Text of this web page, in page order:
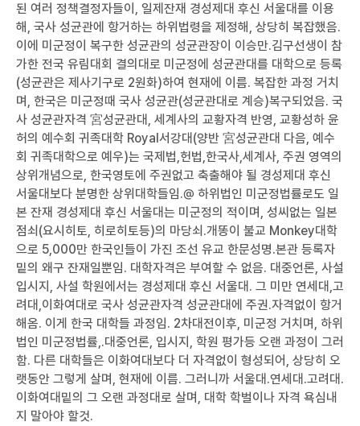
된 여러 정책결정자들이, 일제잔재 경성제대 후신 서울대를 이용
해, 국사 성균관에 항거하는 하위법령을 제정해, 상당히 복잡했음.
이에 미군정이 복구한 성균관의 성균관장이 이승만.김구선생이 참
가한 전국 유림대회 결의대로 미군정에 성균관대를 대학으로 등록
(성균관은 제사기구로 2원화)하여 현재에 이름. 복잡한 과정 거치
며, 한국은 미군정때 국사 성균관(성균관대로 계승)복구되었음. 국
사 성균관자격 宮성균관대, 세계사의 교황자격 반영, 교황성하 윤
허의 예수회 귀족대학 Royal서강대(양반 宮성균관대 다음, 예수
회 귀족대학으로 예우)는 국제법,헌법,한국사,세계사, 주권 영역의
상위개념으로, 한국영토에 주권없고 축출해야 될 경성제대 후신
서울대보다 분명한 상위대학들임.@ 하위법인 미군정법률로도 일
본 잔재 경성제대 후신 서울대는 미군정의 적이며, 성씨없는 일본
점쇠(요시히토, 히로히토등)의 마당쇠.개똥이 불교 Monkey대학
으로 5,000만 한국인들이 가진 조선 유교 한문성명.본관 등록자
밑의 왜구 잔재일뿐임. 대학자격은 부여할 수 없음. 대중언론, 사설
입시지, 사설 학원에서는 경성제대 후신 서울대. 그 미만 연세대,고
려대,이화여대로 국사 성균관자격 성균관대에 주권.자격없이 항거
해옴. 이게 한국 대학들 과정임. 2차대전이후, 미군정 거치며, 하위
법인 미군정법률,.대중언론, 입시지, 학원 평가등 오랜 과정이 그러
함. 다른 대학들은 이화여대보다 더 자격없이 형성되어, 상당히 오
랫동안 그렇게 살며, 현재에 이름. 그러니까 서울대.연세대.고려대.
이화여대밑의 그 오랜 과정대로 살며, 대학 학벌이나 자격 욕심내
지 말아야 할것.